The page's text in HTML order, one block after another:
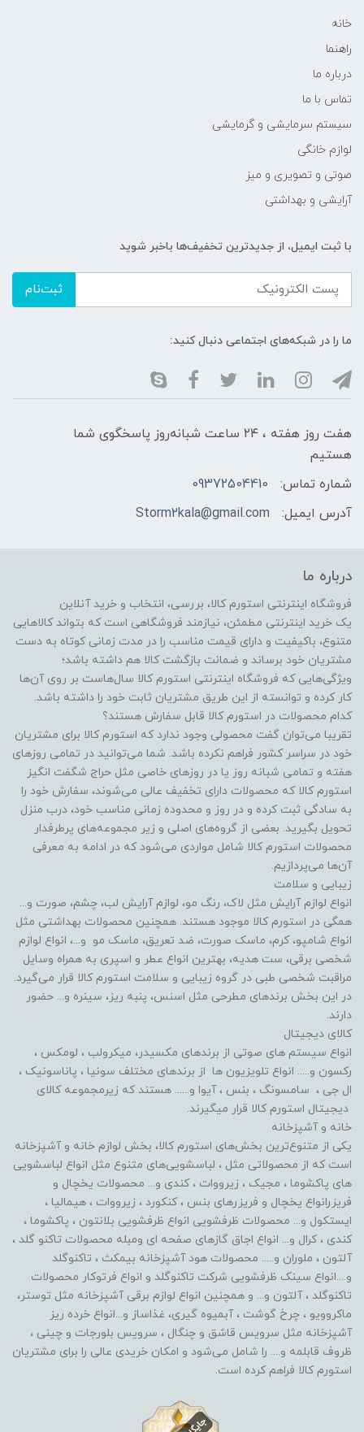
خانه
راهنما
درباره ما
تماس با ما
سیستم سرمایشی و گرمایشی
لوازم خانگی
صوتی و تصویری و میز
آرایشی و بهداشتی
با ثبت ایمیل، از جدید‌ترین تخفیف‌ها با‌خبر شوید
ثبت‌نام
ما را در شبکه‌های اجتماعی دنبال کنید:
هفت روز هفته ، ۲۴ ساعت شبانه‌روز پاسخگوی شما
هستیم
شماره تماس:
09372504410
آدرس ایمیل:
Storm2kala@gmail.com
درباره ما
فروشگاه اینترنتی استورم کالا، بررسی، انتخاب و خرید آنلاین
یک خرید اینترنتی مطمئن، نیازمند فروشگاهی است که بتواند کالاهایی
متنوع، باکیفیت و دارای قیمت مناسب را در مدت زمانی کوتاه به دست
مشتریان خود برساند و ضمانت بازگشت کالا هم داشته باشد؛
ویژگی‌هایی که فروشگاه اینترنتی استورم کالا سال‌هاست بر روی آن‌ها
کار کرده و توانسته از این طریق مشتریان ثابت خود را داشته باشد.
کدام محصولات در استورم کالا قابل سفارش هستند؟
تقریبا می‌توان گفت محصولی وجود ندارد که استورم کالا برای مشتریان
خود در سراسر کشور فراهم نکرده باشد. شما می‌توانید در تمامی روزهای
هفته و تمامی شبانه روز یا در روزهای خاصی مثل حراج شگفت انگیز
استورم کالا که محصولات دارای تخفیف عالی می‌شوند، سفارش خود را
به سادگی ثبت کرده و در روز و محدوده زمانی مناسب خود، درب منزل
تحویل بگیرید. بعضی از گروه‌های اصلی و زیر مجموعه‌های پرطرفدار
محصولات استورم کالا شامل مواردی می‌شود که در ادامه به معرفی
آن‌ها می‌پردازیم.
زیبایی و سلامت
انواع لوازم آرایش مثل لاک، رنگ مو، لوازم آرایش لب، چشم، صورت و...
همگی در استورم کالا موجود هستند. همچنین محصولات بهداشتی مثل
انواع شامپو، کرم، ماسک صورت، ضد تعریق، ماسک مو و...، انواع لوازم
شخصی برقی، ست هدیه، بهترین انواع عطر و اسپری به همراه وسایل
مراقبت شخصی طبی در گروه زیبایی و سلامت استورم کالا قرار می‌گیرد.
در این بخش برندهای مطرحی مثل اسنس، پنبه ریز، سینره و... حضور
دارند.
کالای دیجیتال
انواع سیستم های صوتی از برندهای مکسیدر، میکرولب ، لومکس ،
رکسون و..... انواع تلویزیون ها از برندهای مختلف سونیا ، پاناسونیک ،
ال جی ، سامسونگ ، بنس ، آیوا و...... هستند که زیرمجموعه کالای
دیجیتال استورم کالا قرار میگیرند.
خانه و آشپزخانه
یکی از متنوع‌ترین بخش‌های استورم کالا، بخش لوازم خانه و آشپزخانه
است که از محصولاتی مثل ، لباسشویی‌های متنوع مثل انواع لباسشویی
های پاکشوما ، مجیک ، زیرووات ، کندی و... محصولات یخچال و
فریزرانواع یخچال و فریزرهای بنس ، کنکورد ، زیرووات ، هیمالیا ،
ایستکول و... محصولات ظرفشویی انواع ظرفشویی بلانتون ، پاکشوما ،
کندی ، کرال و... انواع اجاق گازهای صفحه ای ومبله محصولات تاکنو گلد ،
آلتون ، ملوران و..... محصولات هود آشپزخانه بیمکث ، تاکنوگلد
و....انواع سینک ظرفشویی شرکت تاکنوگلد و انواع فرتوکار محصولات
تاکنوگلد ، آلتون و... و همچنین انواع لوازم برقی آشپزخانه مثل توستر،
ماکروویو ، چرخ گوشت ، آبمیوه گیری، غذاساز و...انواع خرده ریز
آشپزخانه مثل سرویس قاشق و چنگال ، سرویس بلورجات و چینی ،
ظروف قابلمه و.... را شامل می‌شود و امکان خریدی عالی را برای مشتریان
استورم کالا فراهم کرده است.